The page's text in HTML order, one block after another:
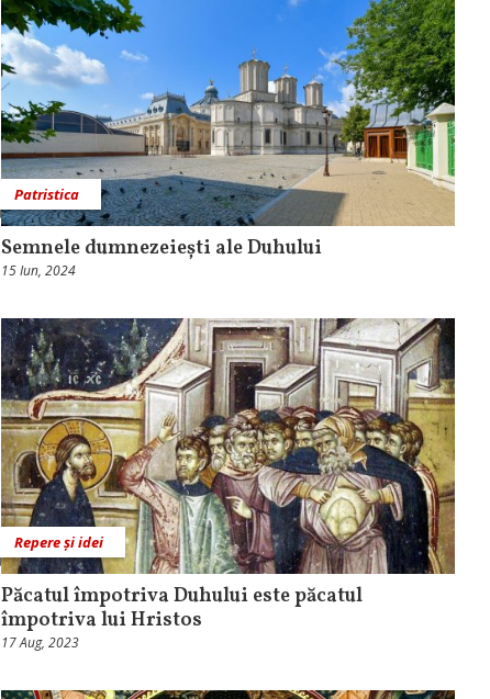
Patristica
Semnele dumnezeiești ale Duhului
15 Iun, 2024
Repere și idei
Păcatul împotriva Duhului este păcatul
împotriva lui Hristos
17 Aug, 2023